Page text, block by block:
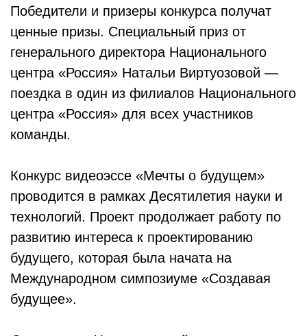
Победители и призеры конкурса получат
ценные призы. Специальный приз от
генерального директора Национального
центра «Россия» Натальи Виртуозовой —
поездка в один из филиалов Национального
центра «Россия» для всех участников
команды.
Конкурс видеоэссе «Мечты о будущем»
проводится в рамках Десятилетия науки и
технологий. Проект продолжает работу по
развитию интереса к проектированию
будущего, которая была начата на
Международном симпозиуме «Создавая
будущее».